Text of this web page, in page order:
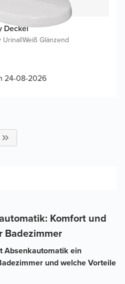
Deckel
Urinal|Weiß Glänzend
24-08-2026
Komfort und
Absenkautomatik ein
und welche Vorteile